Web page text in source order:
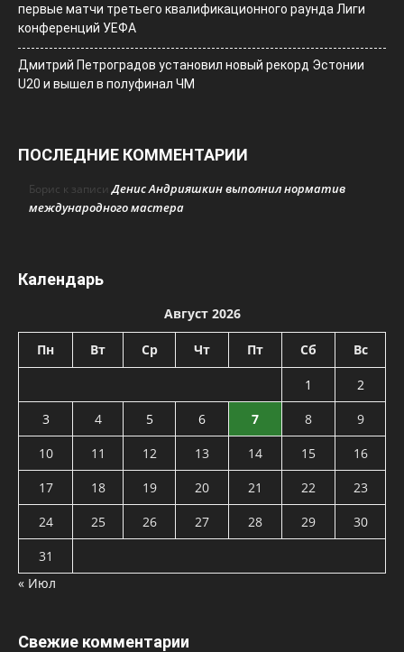
первые матчи третьего квалификационного раунда Лиги
конференций УЕФА
Дмитрий Петроградов установил новый рекорд Эстонии
U20 и вышел в полуфинал ЧМ
ПОСЛЕДНИЕ КОММЕНТАРИИ
Борис к записиДенис Андрияшкин выполнил норматив
международного мастера
Календарь
Август 2026
Пн Вт Ср Чт Пт Сб Вс
1
2
3
4 5 6 7 8
9
10
11 12 13 14 15
16
17
18 19 20 21 22
23
24
25 26 27 28 29
30
31
« Июл
Свежие комментарии